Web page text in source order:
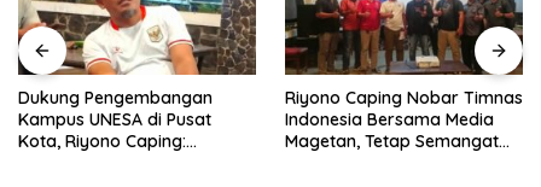
Dukung Pengembangan
Kampus UNESA di Pusat
Kota, Riyono Caping:
Riyono Caping Nobar Timnas
Indonesia Bersama Media
Magetan, Tetap Semangat